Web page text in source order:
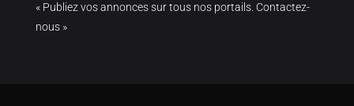
« Publiez vos annonces sur tous nos portails. Contactez-
nous »